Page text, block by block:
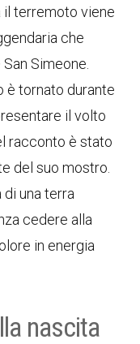
il terremoto viene
che
Simeone.
è tornato durante
il volto
racconto è stato
del suo mostro.
di una terra
cedere alla
in energia
nascita